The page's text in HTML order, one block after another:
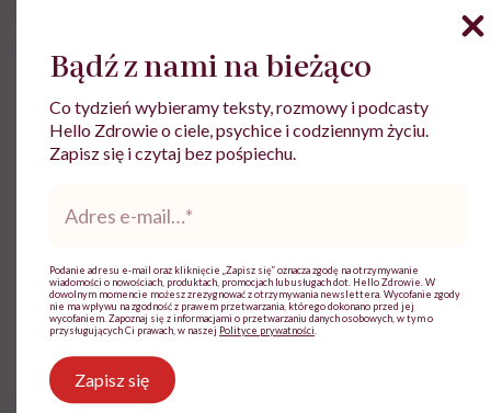
chorzy na padaczkę ,
pacjenci z niewyrównanącukrzycą,
osoby z ostrymi stanami zapalnymi
dła:
https://www.medonet.pl/zdrowie/zdrowie-dla-
kazdego,sanatorium—dla-kogo–czym-kierowac-
Bądź z nami na bieżąco
Co tydzień wybieramy teksty, rozmowy i podcasty
Hello Zdrowie o ciele, psychice i codziennym życiu.
Zapisz się i czytaj bez pośpiechu.
*
Podanie adresu e-mail oraz kliknięcie „Zapisz się” oznacza zgodę na otrzymywanie
wiadomości o nowościach, produktach, promocjach lub usługach dot. Hello Zdrowie. W
dowolnym momencie możesz zrezygnować z otrzymywania newslettera. Wycofanie zgody
nie ma wpływu na zgodność z prawem przetwarzania, którego dokonano przed jej
wycofaniem. Zapoznaj się z informacjami o przetwarzaniu danych osobowych, w tym o
przysługujących Ci prawach, w naszej Polityce prywatności
Zapisz się